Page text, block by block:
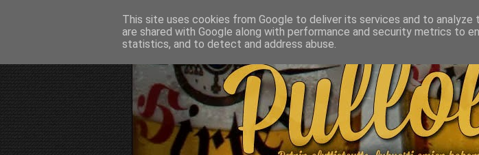
This site uses cookies from Google to deliver its services and to analyze
are shared with Google along with performance and security metrics to
statistics, and to detect and address abuse.